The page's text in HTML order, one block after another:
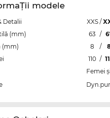
modele
Detalii XXS /
(mm)
63 /
(mm)
8 /
110 /
Femei